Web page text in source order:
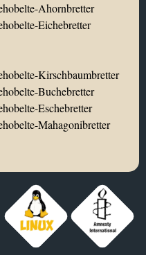
Ahornbretter
Eichebretter
Kirschbaumbretter
Buchebretter
Eschebretter
Mahagonibretter